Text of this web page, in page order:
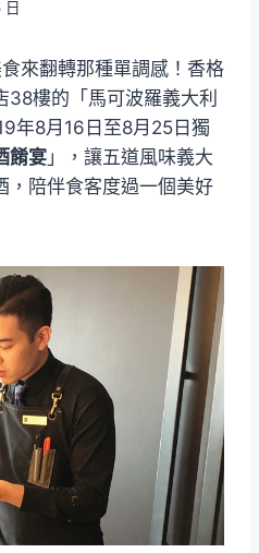
日
來翻轉那種單調感！香格
38樓的「馬可波羅義大利
年8月16日至8月25日獨
餚宴 」，讓五道風味義大
，陪伴食客度過一個美好